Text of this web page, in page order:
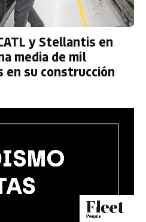
y Stellantis en
media de mil
en su construcción